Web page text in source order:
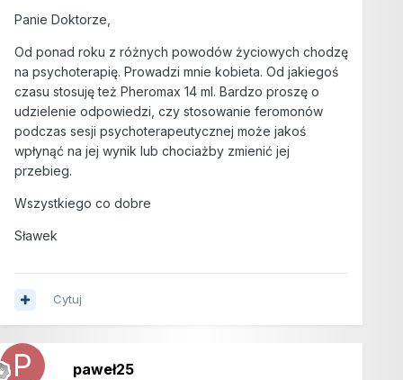
Panie Doktorze,
Od ponad roku z różnych powodów życiowych chodzę
na psychoterapię. Prowadzi mnie kobieta. Od jakiegoś
czasu stosuję też Pheromax 14 ml. Bardzo proszę o
udzielenie odpowiedzi, czy stosowanie feromonów
podczas sesji psychoterapeutycznej może jakoś
wpłynąć na jej wynik lub chociażby zmienić jej
przebieg.
Wszystkiego co dobre
Sławek
Cytuj
paweł25